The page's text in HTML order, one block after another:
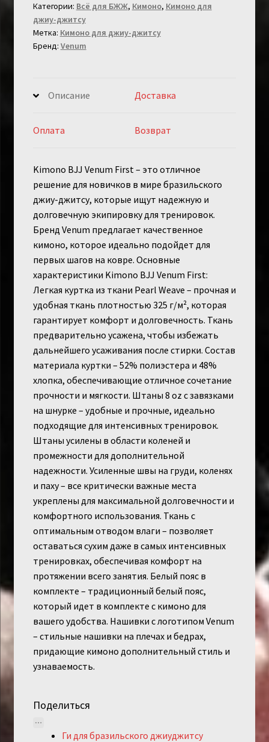
Venum
First
Blue
Категории: Всё для БЖЖ, Кимоно, Кимоно для
джиу-джитсу
Метка: Кимоно для джиу-джитсу
Бренд: Venum
Описание Доставка
Оплата Возврат
Kimono BJJ Venum First – это отличное
решение для новичков в мире бразильского
джиу-джитсу, которые ищут надежную и
долговечную экипировку для тренировок.
Бренд Venum предлагает качественное
кимоно, которое идеально подойдет для
первых шагов на ковре. Основные
характеристики Kimono BJJ Venum First:
Легкая куртка из ткани Pearl Weave – прочная и
удобная ткань плотностью 325 г/м², которая
гарантирует комфорт и долговечность. Ткань
предварительно усажена, чтобы избежать
дальнейшего усаживания после стирки. Состав
материала куртки – 52% полиэстера и 48%
хлопка, обеспечивающие отличное сочетание
прочности и мягкости. Штаны 8 oz с завязками
на шнурке – удобные и прочные, идеально
подходящие для интенсивных тренировок.
Штаны усилены в области коленей и
промежности для дополнительной
надежности. Усиленные швы на груди, коленях
и паху – все критически важные места
укреплены для максимальной долговечности и
комфортного использования. Ткань с
оптимальным отводом влаги – позволяет
оставаться сухим даже в самых интенсивных
тренировках, обеспечивая комфорт на
протяжении всего занятия. Белый пояс в
комплекте – традиционный белый пояс,
который идет в комплекте с кимоно для
вашего удобства. Нашивки с логотипом Venum
– стильные нашивки на плечах и бедрах,
придающие кимоно дополнительный стиль и
узнаваемость.
Поделиться
Ги для бразильского джиуджитсу